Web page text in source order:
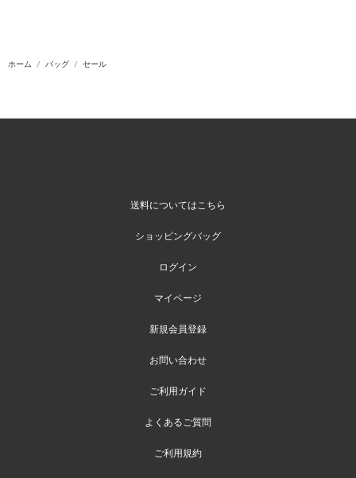
ホーム バッグ セール
送料についてはこちら
ショッピングバッグ
ログイン
マイページ
新規会員登録
お問い合わせ
ご利用ガイド
よくあるご質問
ご利用規約